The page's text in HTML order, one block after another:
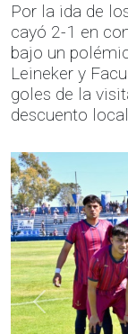
Por la ida de
cayó 2-1 en
bajo un
Leineker y
goles de la
descuento
Anterior